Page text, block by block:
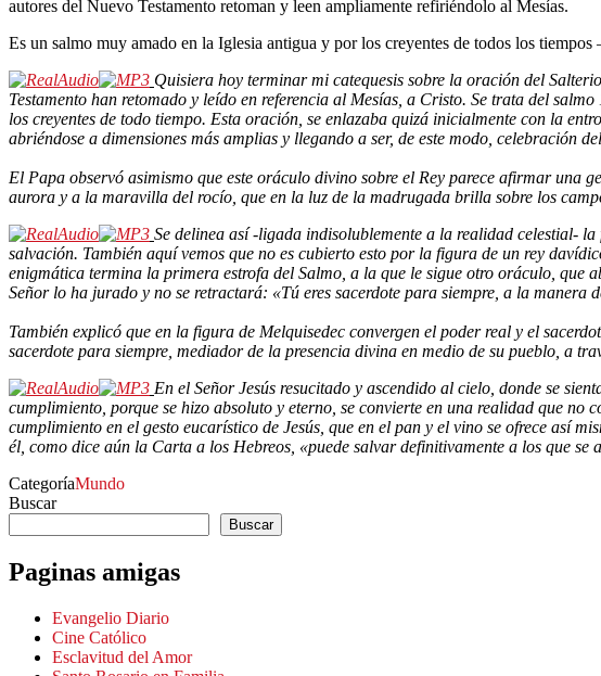
autores del Nuevo Testamento retoman y leen ampliamente refiriéndolo al Mesías.
Es un salmo muy amado en la Iglesia antigua y por los creyentes de todos los
Quisiera hoy terminar mi catequesis sobre la oración del
Testamento han retomado y leído en referencia al Mesías, a Cristo. Se trata del
los creyentes de todo tiempo. Esta oración, se enlazaba quizá inicialmente con la
abriéndose a dimensiones más amplias y llegando a ser, de este modo, celebración
El Papa observó asimismo que este oráculo divino sobre el Rey parece afirmar una
aurora y a la maravilla del rocío, que en la luz de la madrugada brilla sobre los
Se delinea así -ligada indisolublemente a la realidad celestial-
salvación. También aquí vemos que no es cubierto esto por la figura de un rey
enigmática termina la primera estrofa del Salmo, a la que le sigue otro oráculo, que
Señor lo ha jurado y no se retractará: «Tú eres sacerdote para siempre, a la manera
También explicó que en la figura de Melquisedec convergen el poder real y el
sacerdote para siempre, mediador de la presencia divina en medio de su pueblo, a
En el Señor Jesús resucitado y ascendido al cielo, donde se
cumplimiento, porque se hizo absoluto y eterno, se convierte en una realidad que
cumplimiento en el gesto eucarístico de Jesús, que en el pan y el vino se ofrece así
él, como dice aún la Carta a los Hebreos, «puede salvar definitivamente a los que
CategoríaMundo
Buscar
Buscar
Paginas amigas
Evangelio Diario
Cine Católico
Esclavitud del Amor